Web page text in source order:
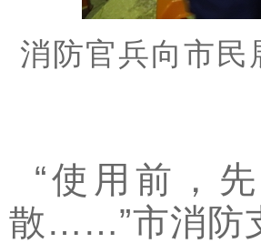
消防官兵向市
“使用前，
散……”市消防